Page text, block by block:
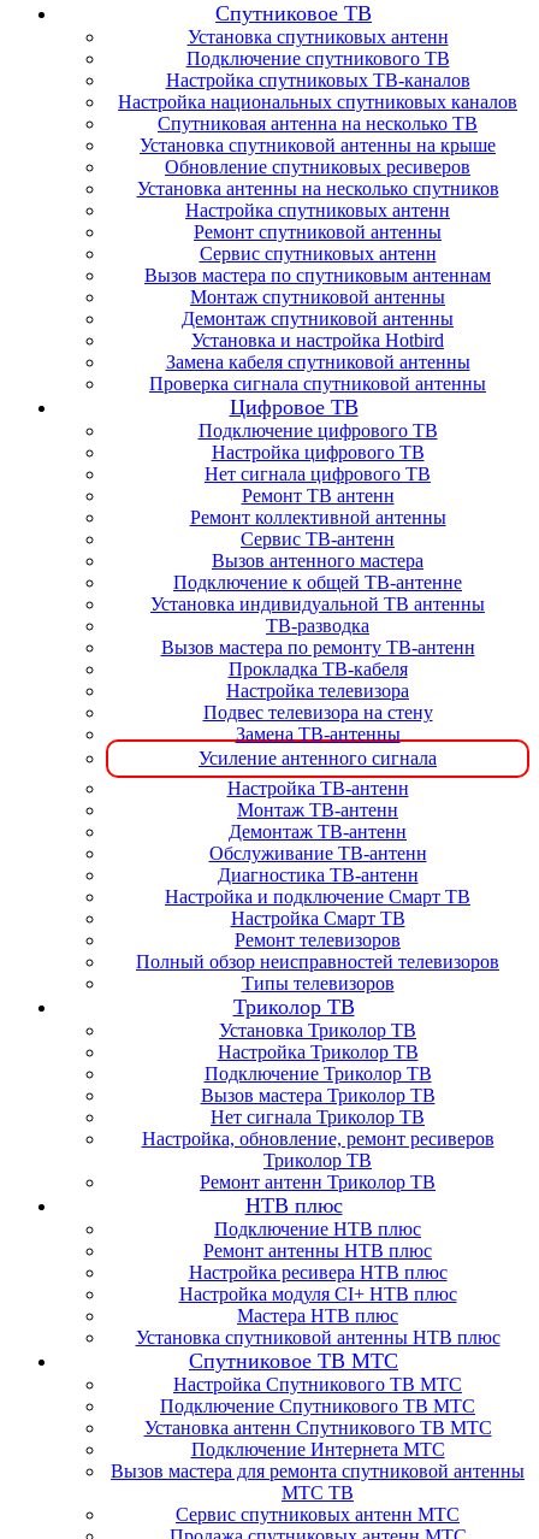
Спутниковое ТВ
Установка спутниковых антенн
Подключение спутникового ТВ
Настройка спутниковых ТВ-каналов
Настройка национальных спутниковых каналов
Спутниковая антенна на несколько ТВ
Установка спутниковой антенны на крыше
Обновление спутниковых ресиверов
Установка антенны на несколько спутников
Настройка спутниковых антенн
Ремонт спутниковой антенны
Сервис спутниковых антенн
Вызов мастера по спутниковым антеннам
Монтаж спутниковой антенны
Демонтаж спутниковой антенны
Установка и настройка Hotbird
Замена кабеля спутниковой антенны
Проверка сигнала спутниковой антенны
Цифровое ТВ
Подключение цифрового ТВ
Настройка цифрового ТВ
Нет сигнала цифрового ТВ
Ремонт ТВ антенн
Ремонт коллективной антенны
Сервис ТВ-антенн
Вызов антенного мастера
Подключение к общей ТВ-антенне
Установка индивидуальной ТВ антенны
ТВ-разводка
Вызов мастера по ремонту ТВ-антенн
Прокладка ТВ-кабеля
Настройка телевизора
Подвес телевизора на стену
Замена ТВ-антенны
Усиление антенного сигнала
Настройка ТВ-антенн
Монтаж ТВ-антенн
Демонтаж ТВ-антенн
Обслуживание ТВ-антенн
Диагностика ТВ-антенн
Настройка и подключение Смарт ТВ
Настройка Смарт ТВ
Ремонт телевизоров
Полный обзор неисправностей телевизоров
Типы телевизоров
Триколор ТВ
Установка Триколор ТВ
Настройка Триколор ТВ
Подключение Триколор ТВ
Вызов мастера Триколор ТВ
Нет сигнала Триколор ТВ
Настройка, обновление, ремонт ресиверов
Триколор ТВ
Ремонт антенн Триколор ТВ
НТВ плюс
Подключение НТВ плюс
Ремонт антенны НТВ плюс
Настройка ресивера НТВ плюс
Настройка модуля CI+ НТВ плюс
Мастера НТВ плюс
Установка спутниковой антенны НТВ плюс
Спутниковое ТВ МТС
Настройка Спутникового ТВ МТС
Подключение Спутникового ТВ МТС
Установка антенн Спутникового ТВ МТС
Подключение Интернета МТС
Вызов мастера для ремонта спутниковой антенны
МТС ТВ
Сервис спутниковых антенн МТС